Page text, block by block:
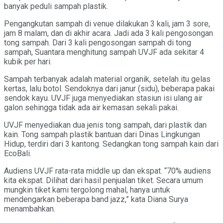
banyak peduli sampah plastik.
Pengangkutan sampah di venue dilakukan 3 kali, jam 3 sore,
jam 8 malam, dan di akhir acara. Jadi ada 3 kali pengosongan
tong sampah. Dari 3 kali pengosongan sampah di tong
sampah, Suantara menghitung sampah UVJF ada sekitar 4
kubik per hari.
Sampah terbanyak adalah material organik, setelah itu gelas
kertas, lalu botol. Sendoknya dari janur (sidu), beberapa pakai
sendok kayu. UVJF juga menyediakan stasiun isi ulang air
galon sehingga tidak ada air kemasan sekali pakai.
UVJF menyediakan dua jenis tong sampah, dari plastik dan
kain. Tong sampah plastik bantuan dari Dinas Lingkungan
Hidup, terdiri dari 3 kantong. Sedangkan tong sampah kain dari
EcoBali.
Audiens UVJF rata-rata middle up dan ekspat. “70% audiens
kita ekspat. Dilihat dari hasil penjualan tiket. Secara umum
mungkin tiket kami tergolong mahal, hanya untuk
mendengarkan beberapa band jazz,” kata Diana Surya
menambahkan.